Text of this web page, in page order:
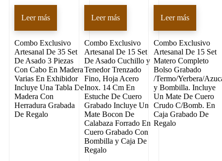
Leer más
Combo Exclusivo
Artesanal De 35 Set
De Asado 3 Piezas
Con Cabo En Madera
Varias En Exhibidor
Incluye Una Tabla De
Madera Con
Herradura Grabada
De Regalo
Leer más
Combo Exclusivo
Artesanal De 15 Set
De Asado Cuchillo y
Tenedor Trenzado
Fino, Hoja Acero
Inox. 14 Cm En
Estuche De Cuero
Grabado Incluye Un
Mate Bocon De
Calabaza Forrado En
Cuero Grabado Con
Bombilla y Caja De
Regalo
Leer más
Combo Exclusivo
Artesanal De 15 Set
Matero Completo
Bolso Grabado
/Termo/Yerbera/
y Bombilla. Incluye
Un Mate De Cuero
Crudo C/Bomb. En
Caja Grabado De
Regalo